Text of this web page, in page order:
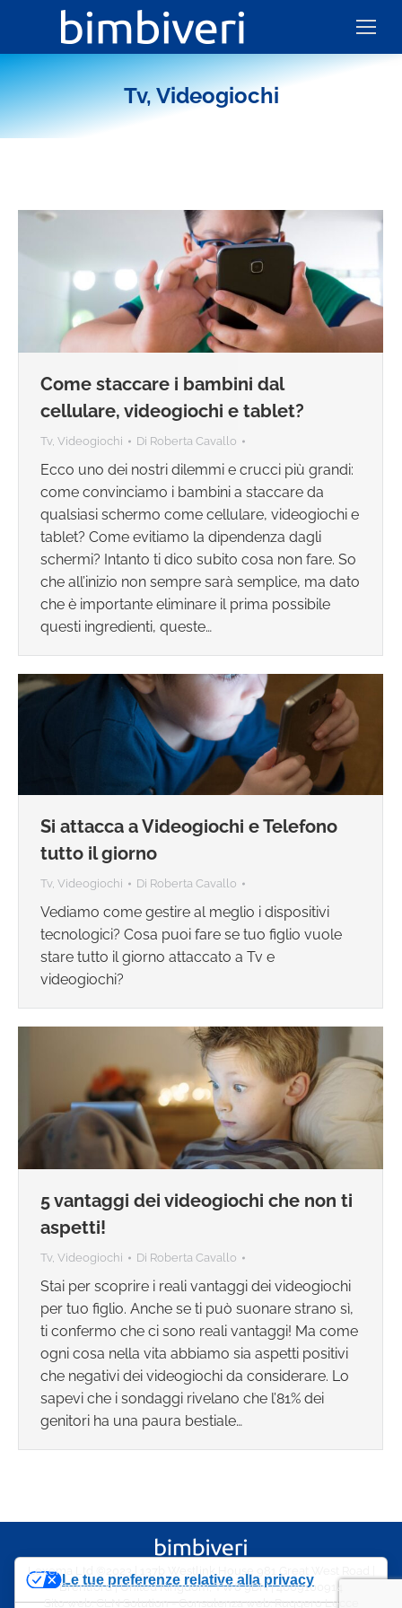
Tv, Videogiochi
Come staccare i bambini dal
cellulare, videogiochi e tablet?
Tv, Videogiochi Di Roberta Cavallo
Ecco uno dei nostri dilemmi e crucci più grandi:
come convinciamo i bambini a staccare da
qualsiasi schermo come cellulare, videogiochi e
tablet? Come evitiamo la dipendenza dagli
schermi? Intanto ti dico subito cosa non fare. So
che all’inizio non sempre sarà semplice, ma dato
che è importante eliminare il prima possibile
questi ingredienti, queste…
Si attacca a Videogiochi e Telefono
tutto il giorno
Tv, Videogiochi Di Roberta Cavallo
Vediamo come gestire al meglio i dispositivi
tecnologici? Cosa puoi fare se tuo figlio vuole
stare tutto il giorno attaccato a Tv e
videogiochi?
5 vantaggi dei videogiochi che non ti
aspetti!
Tv, Videogiochi Di Roberta Cavallo
Stai per scoprire i reali vantaggi dei videogiochi
per tuo figlio. Anche se ti può suonare strano sì,
ti confermo che ci sono reali vantaggi! Ma come
ogni cosa nella vita abbiamo sia aspetti positivi
che negativi dei videogiochi da considerare. Lo
sapevi che i sondaggi rivelano che l’81% dei
genitori ha una paura bestiale…
Lexema Ltd ©2023 | 137b Westlink House 981 Great West Road |
Brentford | United Kingdom, TW8 9DN | 4009100914
Sito web:CLN Solution- Consulenza web:Ruggero Lecce
Le tue preferenze relative alla privacy